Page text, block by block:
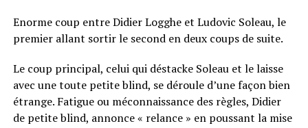
Enorme coup entre Didier Logghe et Ludovic Soleau, le
premier allant sortir le second en deux coups de suite.
Le coup principal, celui qui déstacke Soleau et le laisse
avec une toute petite blind, se déroule d’une façon bien
étrange. Fatigue ou méconnaissance des règles, Didier
de petite blind, annonce « relance » en poussant la mise